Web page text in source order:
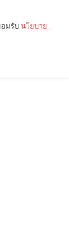
อมรับ นโยบาย